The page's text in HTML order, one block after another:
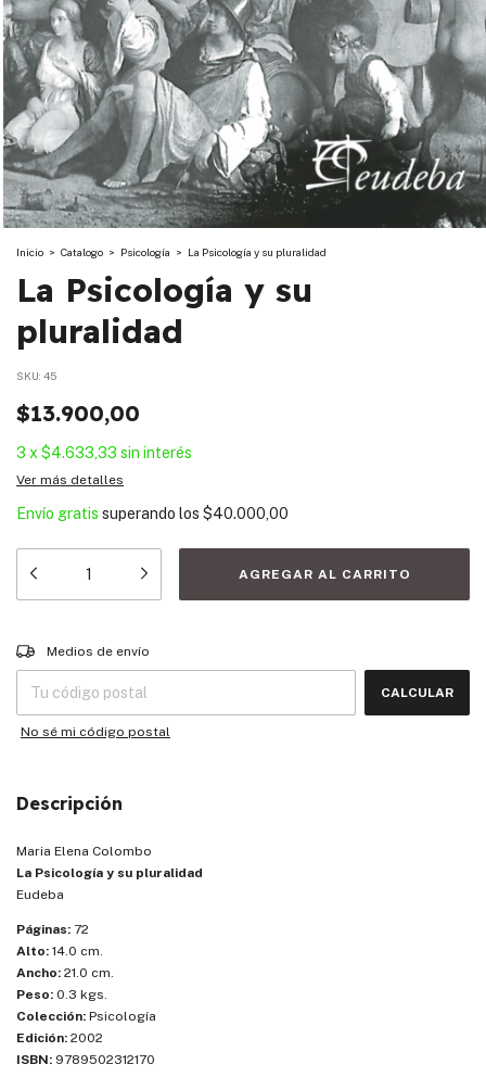
Inicio > Catalogo > Psicología > La Psicología y su pluralidad
La Psicología y su
pluralidad
SKU: 45
$13.900,00
3 x $4.633,33 sin interés
Ver más detalles
Envío gratis superando los $40.000,00
Entregas para el CP:
Medios de envío
CALCULAR
No sé mi código postal
Descripción
Maria Elena Colombo
La Psicología y su pluralidad
Eudeba
Páginas: 72
Alto: 14.0 cm.
Ancho: 21.0 cm.
Peso: 0.3 kgs.
Colección: Psicología
Edición: 2002
ISBN: 9789502312170